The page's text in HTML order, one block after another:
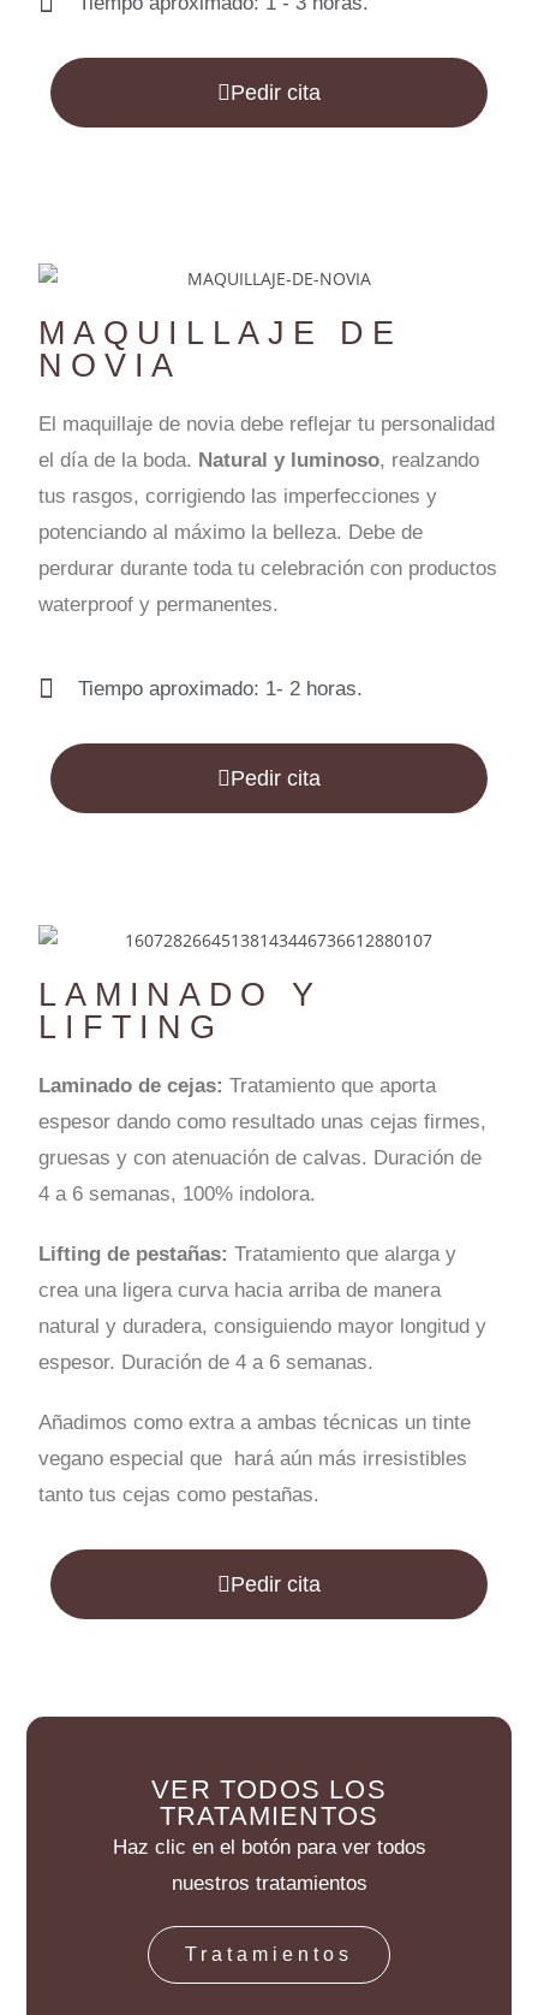
Pedir cita
MAQUILLAJE DE
NOVIA
El maquillaje de novia debe reflejar tu personalidad
el día de la boda. Natural y luminoso, realzando
tus rasgos, corrigiendo las imperfecciones y
potenciando al máximo la belleza. Debe de
perdurar durante toda tu celebración con productos
waterproof y permanentes.
Tiempo aproximado: 1- 2 horas.
Pedir cita
LAMINADO Y
LIFTING
Laminado de cejas: Tratamiento que aporta
espesor dando como resultado unas cejas firmes,
gruesas y con atenuación de calvas. Duración de
4 a 6 semanas, 100% indolora.
Lifting de pestañas: Tratamiento que alarga y
crea una ligera curva hacia arriba de manera
natural y duradera, consiguiendo mayor longitud y
espesor. Duración de 4 a 6 semanas.
Añadimos como extra a ambas técnicas un tinte
vegano especial que hará aún más irresistibles
tanto tus cejas como pestañas.
Pedir cita
VER TODOS LOS
TRATAMIENTOS
Haz clic en el botón para ver todos
nuestros tratamientos
Tratamientos